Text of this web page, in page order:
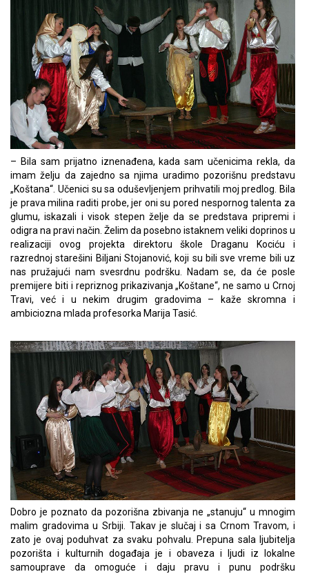
– Bila sam prijatno iznenađena, kada sam učenicima rekla, da
imam želju da zajedno sa njima uradimo pozorišnu predstavu
„Koštana“. Učenici su sa oduševljenjem prihvatili moj predlog. Bila
je prava milina raditi probe, jer oni su pored nespornog talenta za
glumu, iskazali i visok stepen želje da se predstava pripremi i
odigra na pravi način. Želim da posebno istaknem veliki doprinos u
realizaciji ovog projekta direktoru škole Draganu Kociću i
razrednoj starešini Biljani Stojanović, koji su bili sve vreme bili uz
nas pružajući nam svesrdnu podršku. Nadam se, da će posle
premijere biti i repriznog prikazivanja „Koštane“, ne samo u Crnoj
Travi, već i u nekim drugim gradovima – kaže skromna i
ambiciozna mlada profesorka Marija Tasić.
Dobro je poznato da pozorišna zbivanja ne „stanuju“ u mnogim
malim gradovima u Srbiji. Takav je slučaj i sa Crnom Travom, i
zato je ovaj poduhvat za svaku pohvalu. Prepuna sala ljubitelja
pozorišta i kulturnih događaja je i obaveza i ljudi iz lokalne
samouprave da omoguće i daju pravu i punu podršku